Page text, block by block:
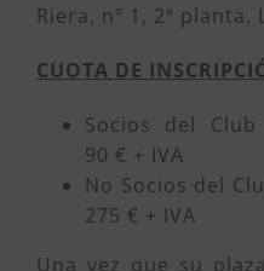
Riera, nº 1, 2ª planta.
CUOTA DE
Socios del
90 € + IVA
No Socios del
275 € + IVA
Una vez que su